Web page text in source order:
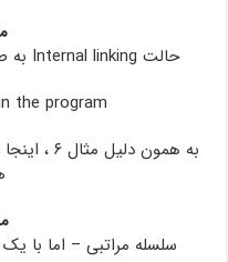
حالت Internal linking به صورت گسترده و یا Fully Meshed
the program
سلسله مراتبی – اما با